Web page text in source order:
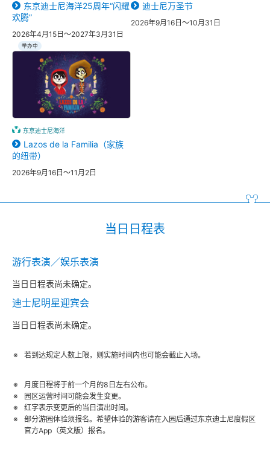
东京迪士尼海洋25周年“闪耀
欢腾”
2026年4月15日～2027年3月31日
举办中
迪士尼万圣节
2026年9月16日～10月31日
东京迪士尼海洋
Lazos de la Familia（家族
的纽带）
2026年9月16日～11月2日
当日日程表
游行表演／娱乐表演
当日日程表尚未确定。
迪士尼明星迎宾会
当日日程表尚未确定。
若到达规定人数上限，则实施时间内也可能会截止入场。
月度日程将于前一个月的8日左右公布。
园区运营时间可能会发生变更。
红字表示变更后的当日演出时间。
部分游园体验须报名。希望体验的游客请在入园后通过东京迪士尼度假区
官方App（英文版）报名。